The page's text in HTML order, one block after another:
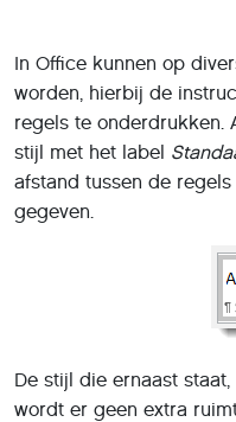
In Office kunnen op
worden, hierbij de
regels te onderdrukken.
stijl met het label
afstand tussen de
gegeven.
De stijl die ernaast
wordt er geen extra